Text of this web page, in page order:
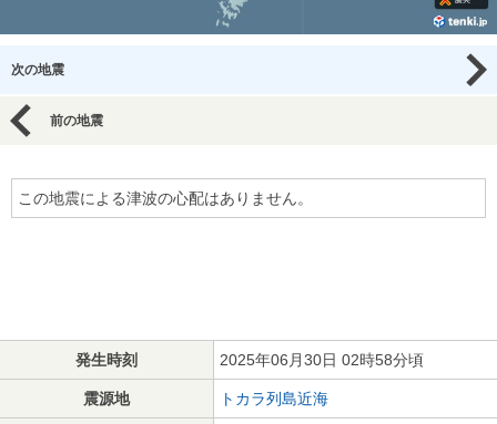
次の地震
前の地震
この地震による津波の心配はありません。
発生時刻 2025年06月30日 02時58分頃
震源地 トカラ列島近海